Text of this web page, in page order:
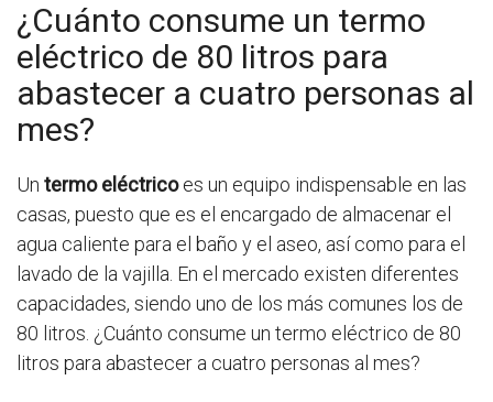
¿Cuánto consume un termo
eléctrico de 80 litros para
abastecer a cuatro personas al
mes?
Un termo eléctricoes un equipo indispensable en las
casas, puesto que es el encargado de almacenar el
agua caliente para el baño y el aseo, así como para el
lavado de la vajilla. En el mercado existen diferentes
capacidades, siendo uno de los más comunes los de
80 litros. ¿Cuánto consume un termo eléctrico de 80
litros para abastecer a cuatro personas al mes?